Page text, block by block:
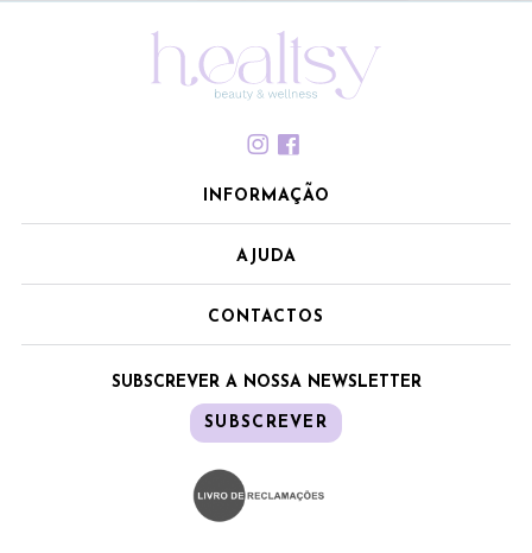
INFORMAÇÃO
AJUDA
CONTACTOS
SUBSCREVER A NOSSA NEWSLETTER
SUBSCREVER